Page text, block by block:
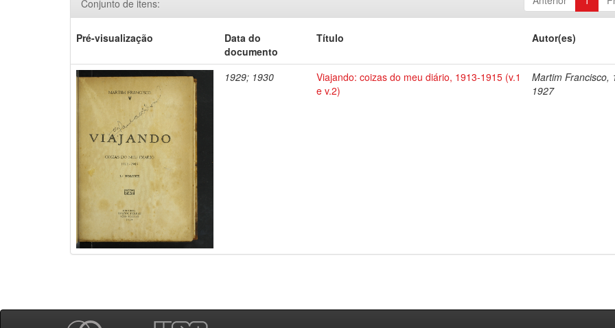
Conjunto de itens:
Pré-visualização
Data do
documento
Título Autor(es)
1929; 1930
Viajando: coizas do meu diário, 1913-1915 (v.1
e v.2)
Martim Francisco,
1927